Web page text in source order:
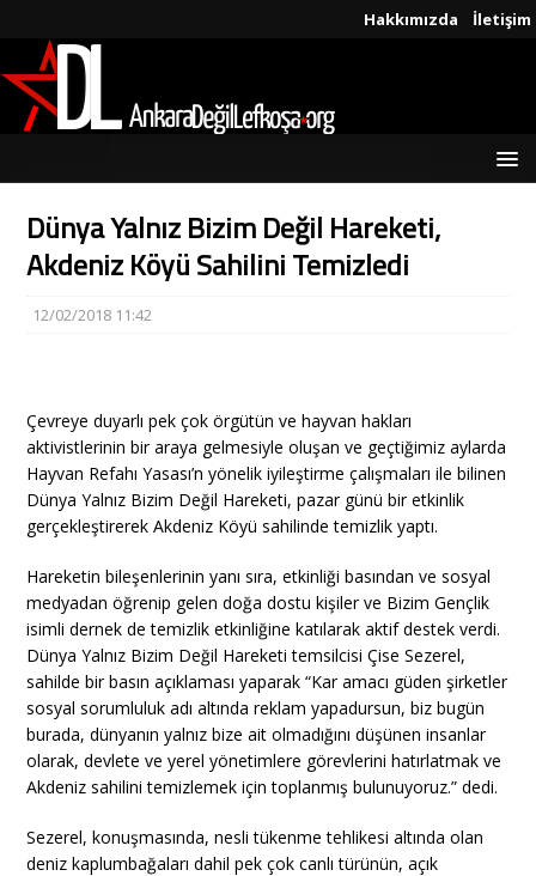
Hakkımızda İletişim
Dünya Yalnız Bizim Değil Hareketi,
Akdeniz Köyü Sahilini Temizledi
12/02/2018 11:42
Çevreye duyarlı pek çok örgütün ve hayvan hakları
aktivistlerinin bir araya gelmesiyle oluşan ve geçtiğimiz aylarda
Hayvan Refahı Yasası’n yönelik iyileştirme çalışmaları ile bilinen
Dünya Yalnız Bizim Değil Hareketi, pazar günü bir etkinlik
gerçekleştirerek Akdeniz Köyü sahilinde temizlik yaptı.
Hareketin bileşenlerinin yanı sıra, etkinliği basından ve sosyal
medyadan öğrenip gelen doğa dostu kişiler ve Bizim Gençlik
isimli dernek de temizlik etkinliğine katılarak aktif destek verdi.
Dünya Yalnız Bizim Değil Hareketi temsilcisi Çise Sezerel,
sahilde bir basın açıklaması yaparak “Kar amacı güden şirketler
sosyal sorumluluk adı altında reklam yapadursun, biz bugün
burada, dünyanın yalnız bize ait olmadığını düşünen insanlar
olarak, devlete ve yerel yönetimlere görevlerini hatırlatmak ve
Akdeniz sahilini temizlemek için toplanmış bulunuyoruz.” dedi.
Sezerel, konuşmasında, nesli tükenme tehlikesi altında olan
deniz kaplumbağaları dahil pek çok canlı türünün, açık